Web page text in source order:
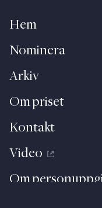
Hem
Nominera
Arkiv
Om priset
Kontakt
Video
Om